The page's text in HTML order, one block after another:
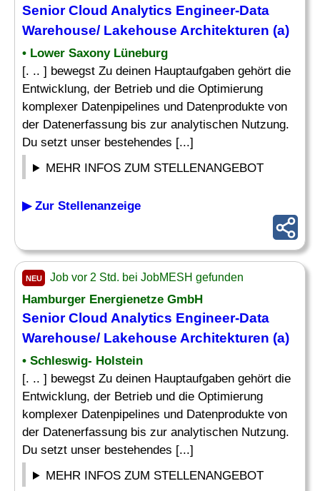
Senior Cloud Analytics Engineer-Data
Warehouse/ Lakehouse Architekturen (a)
• Lower Saxony Lüneburg
[. .. ] bewegst Zu deinen Hauptaufgaben gehört die
Entwicklung, der Betrieb und die Optimierung
komplexer Datenpipelines und Datenprodukte von
der Datenerfassung bis zur analytischen Nutzung.
Du setzt unser bestehendes [...]
MEHR INFOS ZUM STELLENANGEBOT
▶ Zur Stellenanzeige
NEU Job vor 2 Std. bei JobMESH gefunden
Hamburger Energienetze GmbH
Senior Cloud Analytics Engineer-Data
Warehouse/ Lakehouse Architekturen (a)
• Schleswig- Holstein
[. .. ] bewegst Zu deinen Hauptaufgaben gehört die
Entwicklung, der Betrieb und die Optimierung
komplexer Datenpipelines und Datenprodukte von
der Datenerfassung bis zur analytischen Nutzung.
Du setzt unser bestehendes [...]
MEHR INFOS ZUM STELLENANGEBOT